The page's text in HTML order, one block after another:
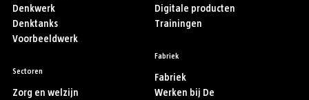
Denkwerk
Denktanks
Voorbeeldwerk
Sectoren
Zorg en welzijn
Digitale producten
Trainingen
Fabriek
Fabriek
Werken bij De